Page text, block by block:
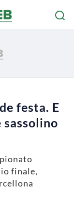
festa. E
sassolino
finale,